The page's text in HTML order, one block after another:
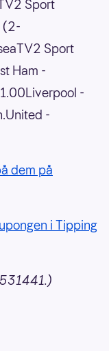
Sport
(2-
Sport
Ham -
-
-
dem på
i Tipping